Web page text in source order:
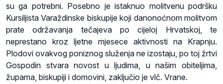
su ga potrebni. Posebno je istaknuo molitvenu podršku
Kursiljista Varaždinske biskupije koji danonoćnom molitvom
prate održavanja tečajeva po cijeloj Hrvatskoj, te
neprestano kroz ljetne mjesece aktivnosti na Krapnju.
Plodovi ovakvog poniznog služenja ne izostaju, po toj žrtvi
Gospodin stvara novost u ljudima, u našim obiteljima,
župama, biskupiji i domovini, zaključio je vlč. Vrane.